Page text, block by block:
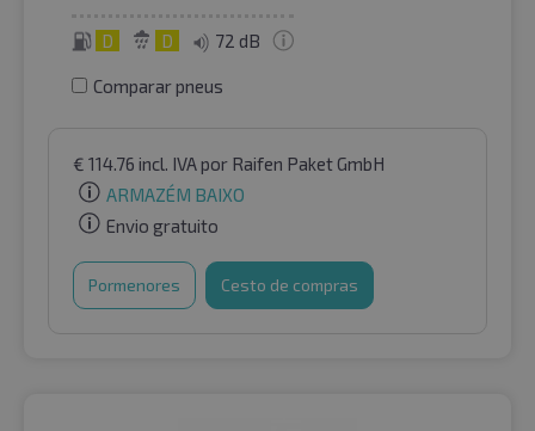
D D 72 dB
Comparar pneus
€ 114.76 incl. IVApor Raifen Paket GmbH
ARMAZÉM BAIXO
Envio gratuito
Pormenores Cesto de compras